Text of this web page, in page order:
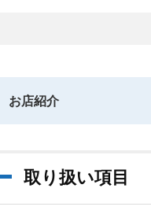
お店紹介
取り扱い項目